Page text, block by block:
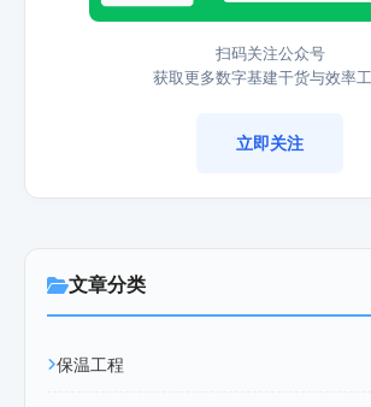
扫码关注公众号
获取更多数字基建干货与效率
立即关注
文章分类
保温工程